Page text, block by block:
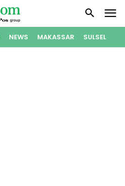
NEWS MAKASSAR SULSEL